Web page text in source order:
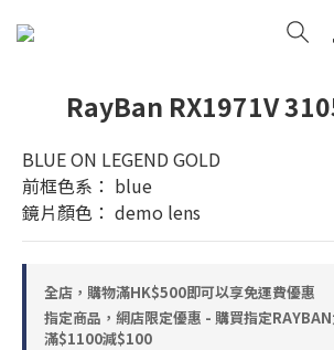
RayBan RX1971V
BLUE ON LEGEND GOLD
前框色系： blue
鏡片顏色： demo lens
全店，購物滿HK$500即可以享免運費優惠
指定商品，網店限定優惠 - 購買指定
滿$1100減$100